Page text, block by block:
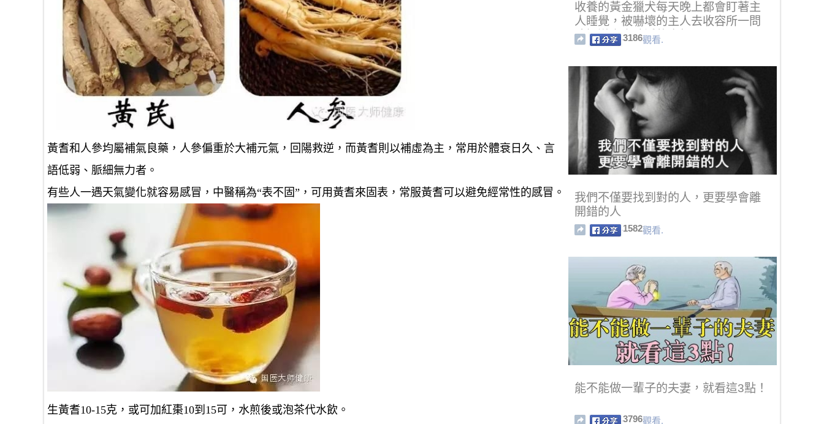
黃耆和人參均屬補氣良藥，人參偏重於大補元氣，回陽救逆，而黃耆則以補虛為主，常用於體衰日久、言
語低弱、脈細無力者 。
有些人一遇天氣變化就容易感冒，中醫稱為“表不固”，可用黃耆來固表，常服黃耆可以避免經常性的感冒。
生黃耆10-15克，或可加紅棗10到15可，水煎後或泡茶代水飲。
收養的黃金獵犬每天晚上都會盯著主
人睡覺，被嚇壞的主人去收容所一問
才知道令人噴淚的真相！
3186觀看.
我們不僅要找到對的人，更要學會離
開錯的人
1582觀看.
能不能做一輩子的夫妻，就看這3點！
3796觀看.